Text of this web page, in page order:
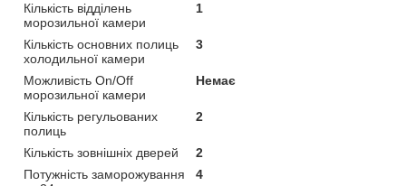
Кількість відділень
морозильної камери
1
Кількість основних полиць
холодильної камери
3
Можливість On/Off
морозильної камери
Немає
Кількість регульованих
полиць
2
Кількість зовнішніх дверей
2
Потужність заморожування
4